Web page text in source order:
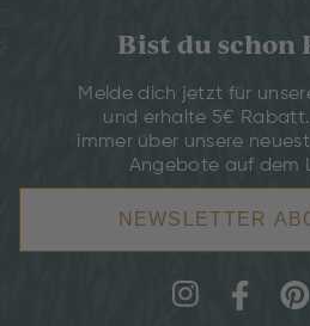
Bist du schon
Melde dich jetzt für
und erhalte 5€
immer über unsere
Angebote auf dem
NEWSLETTER